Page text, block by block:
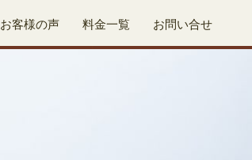
お客様の声 料金一覧 お問い合せ